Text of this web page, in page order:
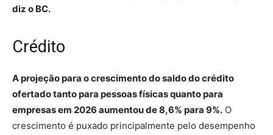
diz o BC.
Crédito
A projeção para o crescimento do saldo do crédito
ofertado tanto para pessoas físicas quanto para
empresas em 2026 aumentou de 8,6% para 9%. O
crescimento é puxado principalmente pelo desempenho